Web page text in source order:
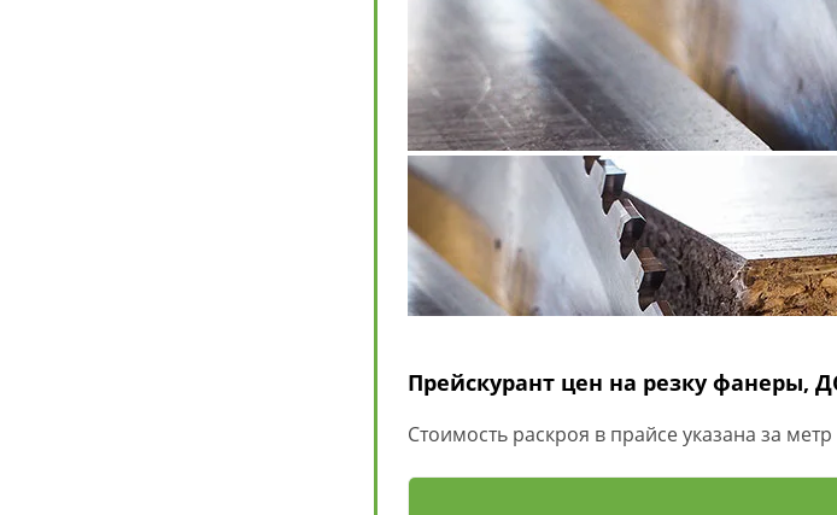
Прейскурант цен на резку фанеры,
Стоимость раскроя в прайсе указана за